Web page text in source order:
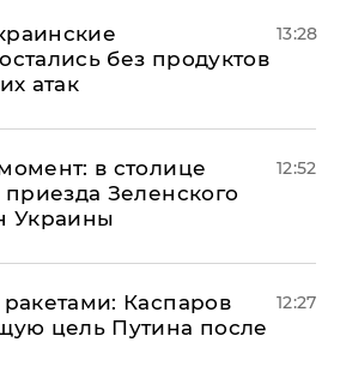
без продуктов
атак
13:28
в столице
Зеленского
Украины
12:52
Каспаров
цель Путина после
12:27